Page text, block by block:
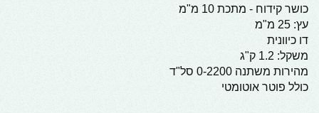
כושר קידוח - מתכת 10 מ"מ
עץ: 25 מ"מ
דו כיוונית
משקל: 1.2 ק"ג
מהירות משתנה 0-2200 סל"ד
כולל פוטר אוטומטי